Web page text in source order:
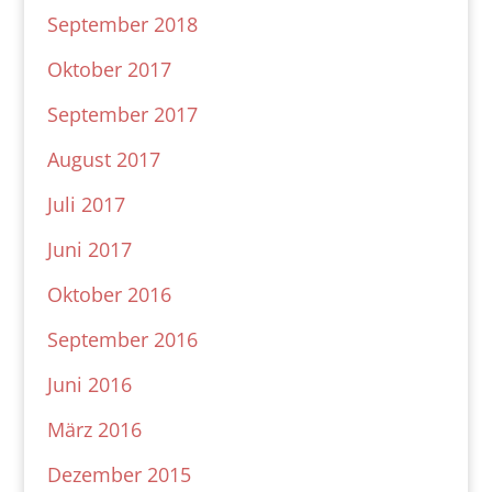
September 2018
Oktober 2017
September 2017
August 2017
Juli 2017
Juni 2017
Oktober 2016
September 2016
Juni 2016
März 2016
Dezember 2015